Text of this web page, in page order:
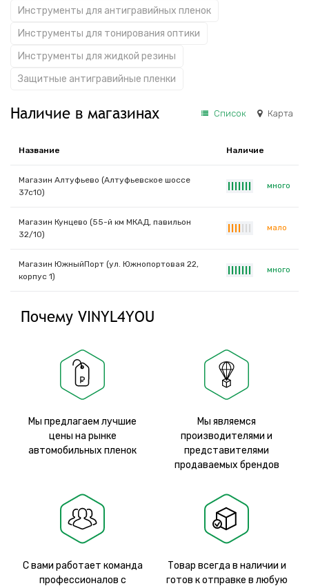
Инструменты для антигравийных пленок
Инструменты для тонирования оптики
Инструменты для жидкой резины
Защитные антигравийные пленки
Наличие в магазинах Список Карта
Название Наличие
Магазин Алтуфьево (Алтуфьевское шоссе
37с10)
много
Магазин Кунцево (55-й км МКАД, павильон
32/10)
мало
Магазин ЮжныйПорт (ул. Южнопортовая 22,
корпус 1)
много
Почему VINYL4YOU
Мы предлагаем лучшие
цены на рынке
автомобильных пленок
Мы являемся
производителями и
представителями
продаваемых брендов
С вами работает команда
профессионалов с
Товар всегда в наличии и
готов к отправке в любую